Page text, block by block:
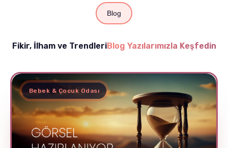
Blog
Fikir, İlham ve TrendleriBlog Yazılarımızla Keşfedin
Bebek & Çocuk Odası